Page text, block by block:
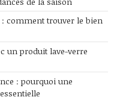
: comment trouver le bien
un produit lave-verre
: pourquoi une